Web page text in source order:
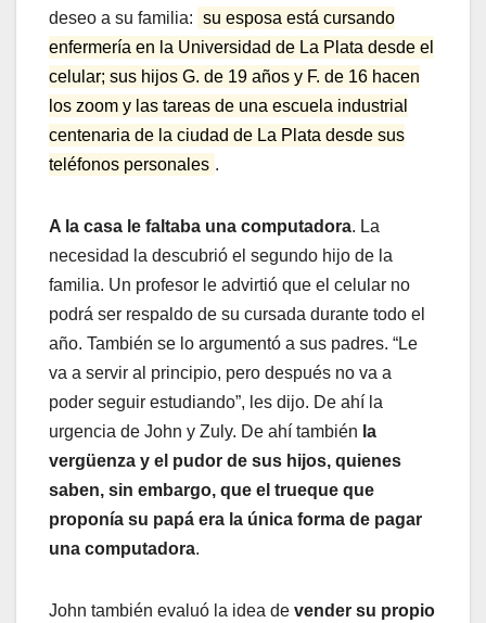
deseo a su familia: su esposa está cursando
enfermería en la Universidad de La Plata desde el
celular; sus hijos G. de 19 años y F. de 16 hacen
los zoom y las tareas de una escuela industrial
centenaria de la ciudad de La Plata desde sus
teléfonos personales .
A la casa le faltaba una computadora. La
necesidad la descubrió el segundo hijo de la
familia. Un profesor le advirtió que el celular no
podrá ser respaldo de su cursada durante todo el
año. También se lo argumentó a sus padres. “Le
va a servir al principio, pero después no va a
poder seguir estudiando”, les dijo. De ahí la
urgencia de John y Zuly. De ahí también la
vergüenza y el pudor de sus hijos, quienes
saben, sin embargo, que el trueque que
proponía su papá era la única forma de pagar
una computadora.
John también evaluó la idea de vender su propio